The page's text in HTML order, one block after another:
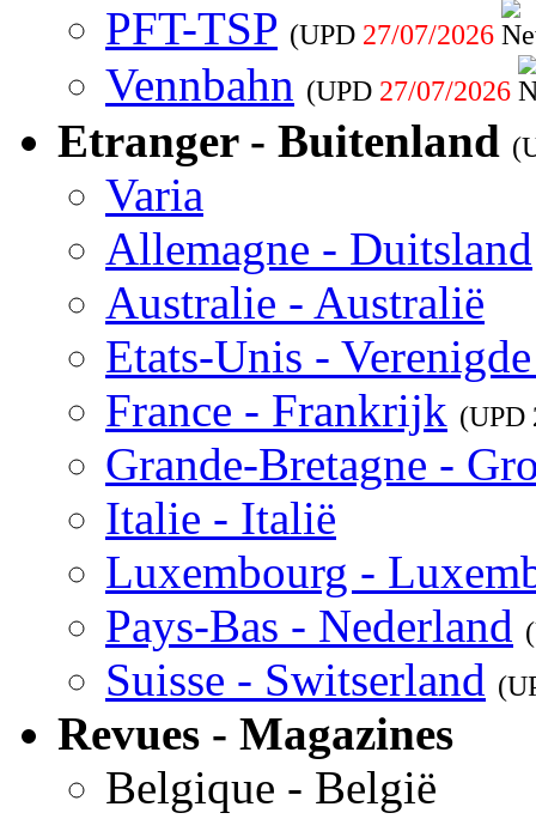
PFT-TSP (UPD 27/07/2026
Vennbahn (UPD 27/07/2026
Etranger - Buitenland
Varia
Allemagne - Duitsland
Australie - Australië
Etats-Unis -
France - Frankrijk (UPD
Grande-Bretagne -
Italie - Italië
Luxembourg -
Pays-Bas - Nederland
Suisse - Switserland
Revues - Magazines
Belgique - België